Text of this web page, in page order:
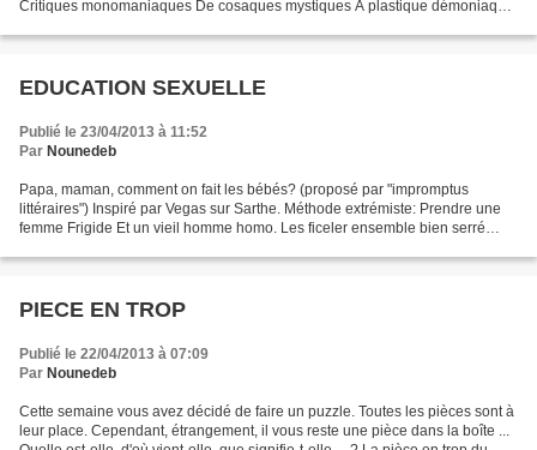
Critiques monomaniaques De cosaques mystiques A plastique démoniaque.
EDUCATION SEXUELLE
Publié le 23/04/2013 à 11:52
Par Nounedeb
Papa, maman, comment on fait les bébés? (proposé par "impromptus
littéraires") Inspiré par Vegas sur Sarthe. Méthode extrémiste: Prendre une
femme Frigide Et un vieil homme homo. Les ficeler ensemble bien serré
PIECE EN TROP
Publié le 22/04/2013 à 07:09
Par Nounedeb
Cette semaine vous avez décidé de faire un puzzle. Toutes les pièces sont à
leur place. Cependant, étrangement, il vous reste une pièce dans la boîte ...